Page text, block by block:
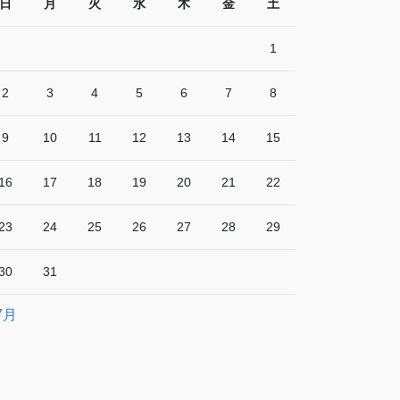
日 月 火 水 木 金 土
1
2 3 4 5 6 7 8
9 10 11 12 13 14 15
17 18 19 20 21 22
24 25 26 27 28 29
31